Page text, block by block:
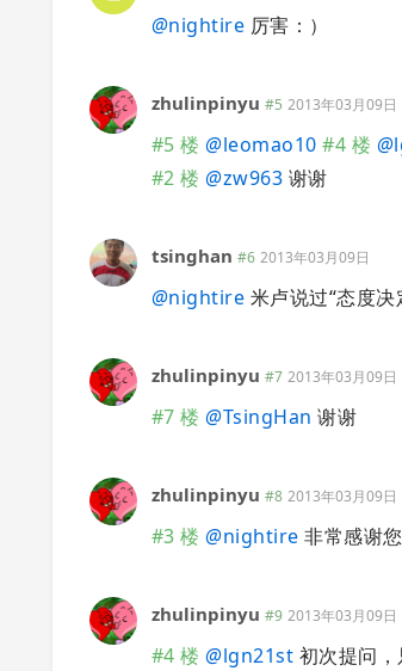
@nightire 厉害：）
zhulinpinyu #5 2013年03月09日
#5 楼 @leomao10 #4 楼 @
#2 楼 @zw963 谢谢
tsinghan #6 2013年03月09日
@nightire 米卢说过“态度
zhulinpinyu #7 2013年03月09日
#7 楼 @TsingHan 谢谢
zhulinpinyu #8 2013年03月09日
#3 楼 @nightire 非常感谢
zhulinpinyu #9 2013年03月09日
#4 楼 @lgn21st 初次提问